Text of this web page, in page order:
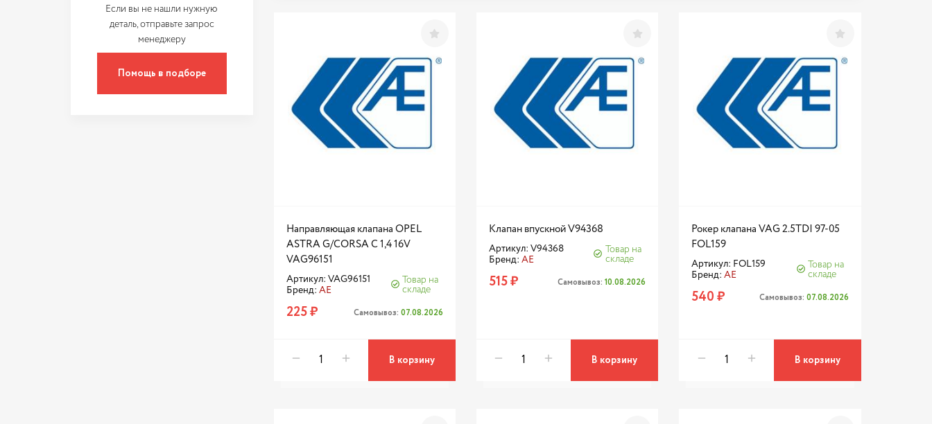
Если вы не нашли нужную
деталь, отправьте запрос
менеджеру
Помощь в подборе
Направляющая клапана OPEL
ASTRA G/CORSA C 1,4 16V
VAG96151
Артикул: VAG96151
Бренд: AE
Товар на
складе
225 ₽ Самовывоз: 07.08.2026
В корзину
Клапан впускной V94368
Артикул: V94368
Бренд: AE
Товар на
складе
515 ₽ Самовывоз:10.08.2026
В корзину
Рокер клапана VAG 2.5TDI 97-05
FOL159
Артикул: FOL159
Бренд:AE
Товар на
складе
540 ₽ Самовывоз: 07.08.2026
В корзину